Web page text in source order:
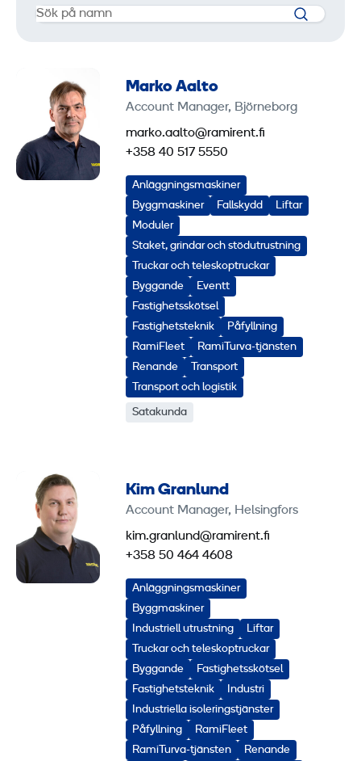
Marko Aalto
Account Manager, Björneborg
marko.aalto@ramirent.fi
+358 40 517 5550
Anläggningsmaskiner
Byggmaskiner
Fallskydd
Liftar
Moduler
Staket, grindar och stödutrustning
Truckar och teleskoptruckar
Byggande
Eventt
Fastighetsskötsel
Fastighetsteknik
Påfyllning
RamiFleet
RamiTurva-tjänsten
Renande
Transport
Transport och logistik
Satakunda
Kim Granlund
Account Manager, Helsingfors
kim.granlund@ramirent.fi
+358 50 464 4608
Anläggningsmaskiner
Byggmaskiner
Industriell utrustning
Liftar
Truckar och teleskoptruckar
Byggande
Fastighetsskötsel
Fastighetsteknik
Industri
Industriella isoleringstjänster
Påfyllning
RamiFleet
RamiTurva-tjänsten
Renande